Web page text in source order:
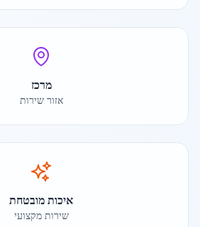
מרכז
אזור שירות
איכות מובטחת
שירות מקצועי